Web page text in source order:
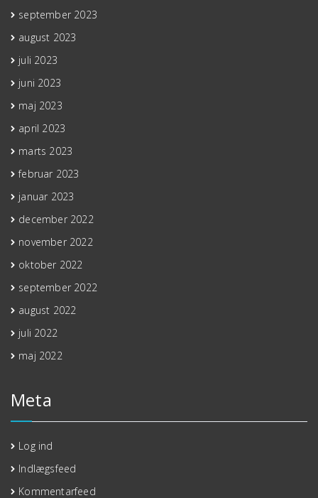
september 2023
august 2023
juli 2023
juni 2023
maj 2023
april 2023
marts 2023
februar 2023
januar 2023
december 2022
november 2022
oktober 2022
september 2022
august 2022
juli 2022
maj 2022
Meta
Log ind
Indlægsfeed
Kommentarfeed